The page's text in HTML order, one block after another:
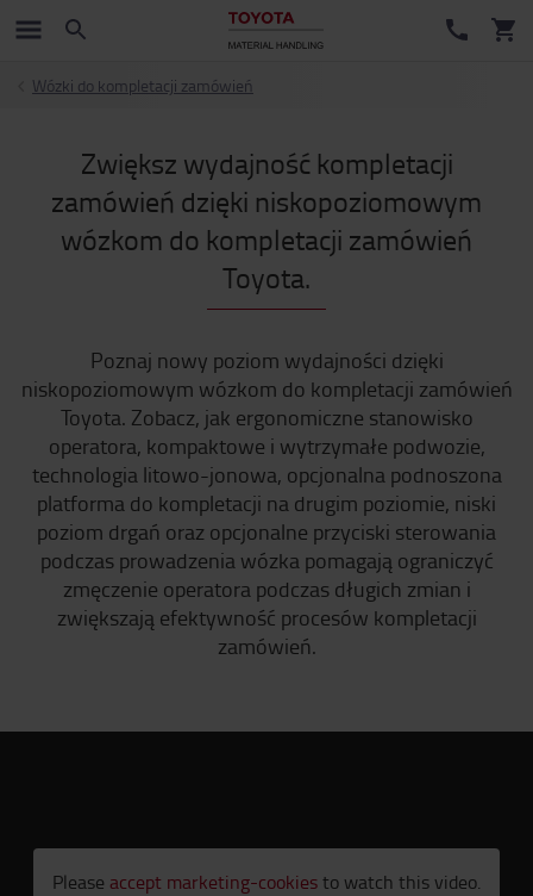
Wózki do kompletacji zamówień
Zwiększ wydajność kompletacji
zamówień dzięki niskopoziomowym
wózkom do kompletacji zamówień
Toyota.
Poznaj nowy poziom wydajności dzięki
niskopoziomowym wózkom do kompletacji zamówień
Toyota. Zobacz, jak ergonomiczne stanowisko
operatora, kompaktowe i wytrzymałe podwozie,
technologia litowo-jonowa, opcjonalna podnoszona
platforma do kompletacji na drugim poziomie, niski
poziom drgań oraz opcjonalne przyciski sterowania
podczas prowadzenia wózka pomagają ograniczyć
zmęczenie operatora podczas długich zmian i
zwiększają efektywność procesów kompletacji
zamówień.
Please accept marketing-cookiesto watch this video.